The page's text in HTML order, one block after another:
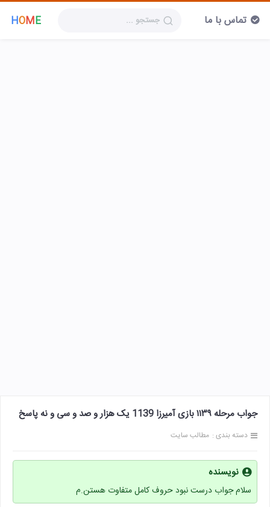
HOME تماس با ما
جواب مرحله ۱۱۳۹ بازی آمیرزا 1139 یک هزار و صد و سی و نه پاسخ
دسته بندی : مطالب سایت
نویسنده
سلام جواب درست نبود حروف کامل متفاوت هستن.م